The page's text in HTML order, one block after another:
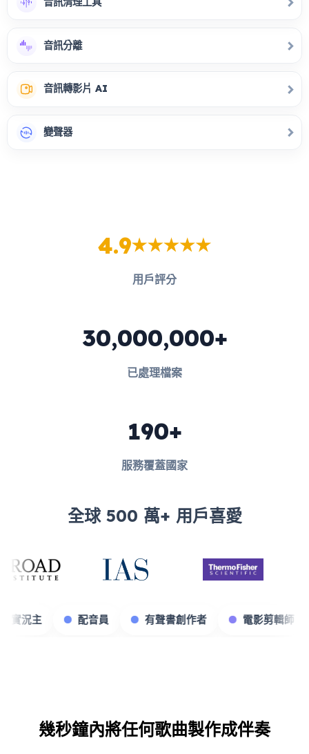
音訊分離
音訊轉影片 AI
變聲器
4.9
用戶評分
30,000,000+
已處理檔案
190+
服務覆蓋國家
全球 500 萬+ 用戶喜愛
遊戲實況主 配音員 有聲書創作者
幾秒鐘內將任何歌曲製作成伴奏